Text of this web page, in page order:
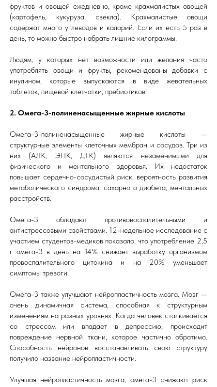
фруктов и овощей ежедневно, кроме крахмалистых овощей
(картофель, кукуруза, свекла). Крахмалистые овощи
содержат много углеводов и калорий. Если их есть 5 раз в
день, то можно быстро набрать лишние килограммы.
Людям, у которых нет возможности или желания часто
употреблять овощи и фрукты, рекомендованы добавки с
инулином, которые выпускаются в виде жевательных
таблеток, пищевой клетчатки, пребиотиков.
2. Омега-3-полиненасыщенные жирные кислоты
Омега-3-полиненасыщенные жирные кислоты —
структурные элементы клеточных мембран и сосудов. Три из
них (АЛК, ЭПК, ДГК) являются незаменимыми для
физического и ментального здоровья. Их недостаток
повышает сердечно-сосудистый риск, вероятность развития
метаболического синдрома, сахарного диабета, ментальных
расстройств.
Омега-3 обладают противовоспалительными и
антистрессовыми свойствами. 12-недельное исследование с
участием студентов-медиков показало, что употребление 2,5
г омега-3 в день на 14% снижает выработку организмом
провоспалительного цитокина и на 20% уменьшает
симптомы тревоги.
Омега-3 также улучшают нейропластичность мозга. Мозг —
очень динамичная система, способная к структурным
изменениям на разных уровнях. Когда человек сталкивается
со стрессом или впадает в депрессию, происходит
повреждение нервной ткани, которое частично обратимо.
Способность нейронов восстанавливать свою структуру
получило название нейропластичности.
Улучшая нейропластичность мозга, омега-3 снижают риск